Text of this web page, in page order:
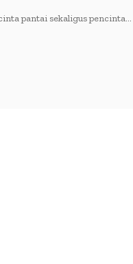
pantai sekaligus pencinta…